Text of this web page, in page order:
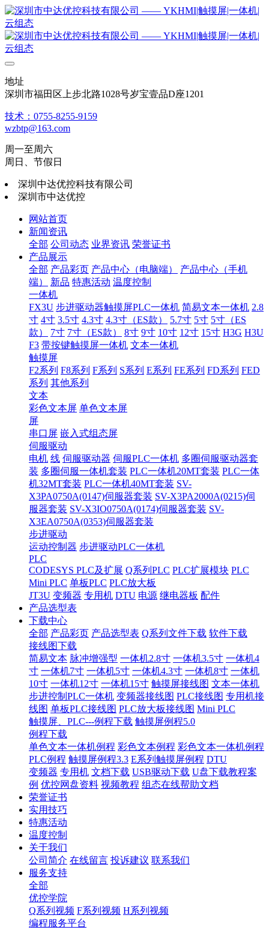
地址
深圳市福田区上步北路1028号岁宝壹品D座1201
技术：0755-8255-9159
wzbtp@163.com
周一至周六
周日、节假日
深圳中达优控科技有限公司
深圳市中达优控
网站首页
新闻资讯
全部 公司动态 业界资讯 荣誉证书
产品展示
全部 产品彩页 产品中心（电脑端）
产品中心（手机
端）
新品 特惠活动 温度控制
一体机
FX3U 步进驱动器触摸屏PLC一体机 简易文本一体机 2.8
寸 4寸 3.5寸 4.3寸 4.3寸（ES款） 5.7寸 5寸 5寸（ES
款）
7寸 7寸（ES款） 8寸 9寸 10寸 12寸 15寸 H3G H3U
F3 带按键触摸屏一体机 文本一体机
触摸屏
F2系列 F8系列 F系列 S系列 E系列 FE系列 FD系列 FED
系列 其他系列
文本
彩色文本屏 单色文本屏
屏
串口屏 嵌入式组态屏
伺服驱动
电机 线 伺服驱动器 伺服PLC一体机 多圈伺服驱动器套
装 多圈伺服一体机套装 PLC一体机20MT套装 PLC一体
机32MT套装 PLC一体机40MT套装 SV-
X3PA0750A(0147)伺服器套装 SV-X3PA2000A(0215)伺
服器套装 SV-X3IO0750A(0174)伺服器套装 SV-
X3EA0750A(0353)伺服器套装
步进驱动
运动控制器 步进驱动PLC一体机
PLC
CODESYS PLC及扩展 Q系列PLC PLC扩展模块 PLC
Mini PLC 单板PLC PLC放大板
JT3U 变频器 专用机 DTU 电源 继电器板 配件
产品选型表
下载中心
全部 产品彩页 产品选型表 Q系列文件下载 软件下载
接线图下载
简易文本 脉冲增强型 一体机2.8寸 一体机3.5寸 一体机4
寸 一体机7寸 一体机5寸 一体机4.3寸 一体机8寸 一体机
10寸 一体机12寸 一体机15寸 触摸屏接线图 文本一体机
步进控制PLC一体机 变频器接线图 PLC接线图 专用机接
线图 单板PLC接线图 PLC放大板接线图 Mini PLC
触摸屏、PLC---例程下载 触摸屏例程5.0
例程下载
单色文本一体机例程 彩色文本例程 彩色文本一体机例程
PLC例程 触摸屏例程3.3 E系列触摸屏例程 DTU
变频器 专用机 文档下载 USB驱动下载 U盘下载教程案
例 优控网盘资料 视频教程 组态在线帮助文档
荣誉证书
实用技巧
特惠活动
温度控制
关于我们
公司简介 在线留言 投诉建议 联系我们
服务支持
全部
优控学院
Q系列视频 F系列视频 H系列视频
编程服务平台